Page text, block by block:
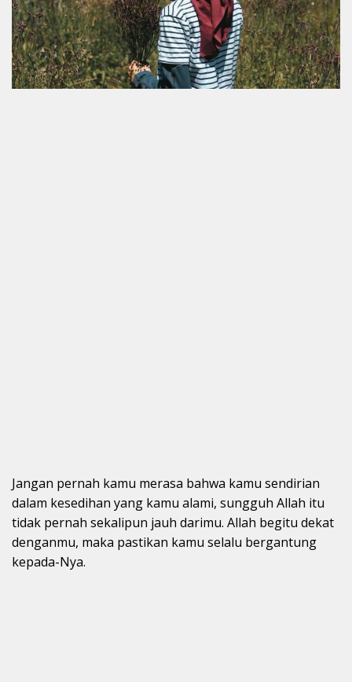
Jangan pernah kamu merasa bahwa kamu sendirian
dalam kesedihan yang kamu alami, sungguh Allah itu
tidak pernah sekalipun jauh darimu. Allah begitu dekat
denganmu, maka pastikan kamu selalu bergantung
kepada-Nya.